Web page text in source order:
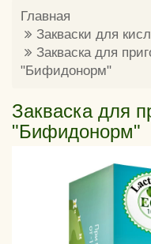
Главная
Закваски для
Закваска для
"Бифидонорм"
Закваска для
"Бифидонорм"